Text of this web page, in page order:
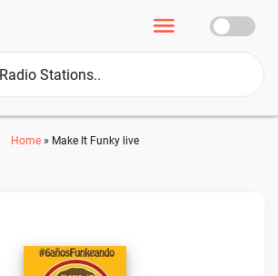
Home» Make It Funky live